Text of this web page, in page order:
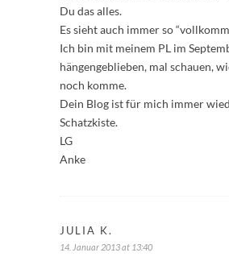
Du das alles.
Es sieht auch immer so
Ich bin mit meinem PL im
hängengeblieben, mal schauen,
noch komme.
Dein Blog ist für mich immer
Schatzkiste.
LG
Anke
JULIA K.
14. Januar 2013 at 13:40